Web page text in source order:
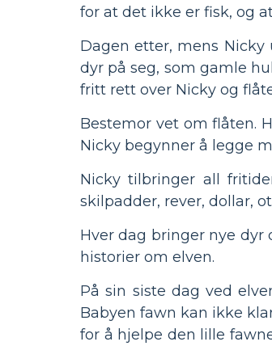
for at det ikke er fisk, og
Dagen etter, mens
dyr på seg, som gamle
fritt rett over Nicky og
Bestemor vet om flåten.
Nicky begynner å legge
Nicky tilbringer all
skilpadder, rever, dollar,
Hver dag bringer nye dyr
historier om elven.
På sin siste dag ved
Babyen fawn kan ikke
for å hjelpe den lille